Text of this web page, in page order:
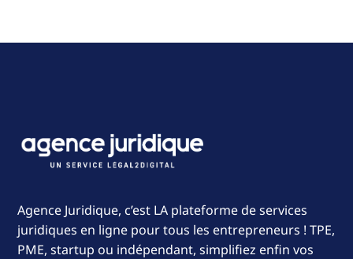
Agence Juridique, c’est LA plateforme de services
juridiques en ligne pour tous les entrepreneurs ! TPE,
PME, startup ou indépendant, simplifiez enfin vos